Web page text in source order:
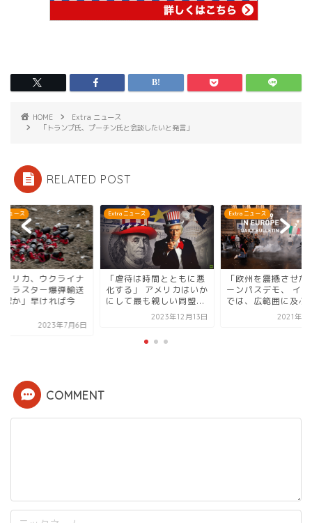
HOME
Extra ニュース
「トランプ氏、プーチン氏と会談したいと発言」
RELATED POST
ニュース
待は時間とともに悪
る」 アメリカはいか
最も親しい同盟...
Extra ニュース
「欧州を震撼させたグリ
ーンパスデモ、 イタリア
では、広範囲に及ぶワ...
2021年11月4日
Extra ニュース
「アメリカ、ウクラ
へのクラスター爆弾
を承認か」早ければ
COMMENT